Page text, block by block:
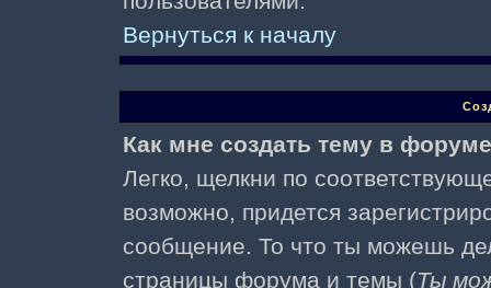
Вернуться к началу
Как мне создать тему в
Легко, щелкни по
возможно, придется
сообщение. То что ты можешь
страницы форума и темы (Ты